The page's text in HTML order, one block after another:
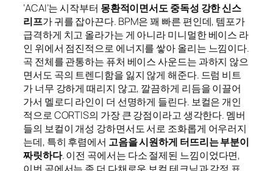
‘ACAI’는 시작부터 몽환적이면서도 중독성 강한 신스
리프가 귀를 잡아끈다. BPM은 꽤 빠른 편인데, 템포가
급격하게 치고 올라가는 게 아니라 미니멀한 베이스 라
인 위에서 점진적으로 에너지를 쌓아 올리는 느낌이다.
곡 전체를 관통하는 퓨처 베이스 사운드는 과하지 않으
면서도 곡의 트렌디함을 잃지 않게 해준다. 드럼 비트
가 너무 강하게 때리지 않고, 깔끔하게 리듬을 이끌어
가서 멜로디 라인이 더 선명하게 들린다. 보컬은 개인
적으로 CORTIS의 가장 큰 강점이라고 생각한다. 멤버
들의 보컬이 개성 강하면서도 서로 조화롭게 어우러지
는데, 특히 후렴에서 고음을 시원하게 터뜨리는 부분이
짜릿하다. 이전 곡에서는 다소 절제된 느낌이었다면,